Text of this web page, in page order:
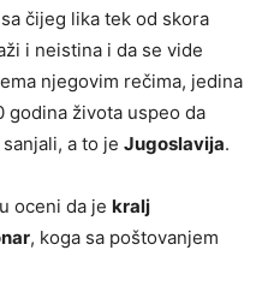
sa čijeg lika tek od skora
i neistina i da se vide
njegovim rečima, jedina
godina života uspeo da
a to je Jugoslavija.
oceni da je kralj
, koga sa poštovanjem